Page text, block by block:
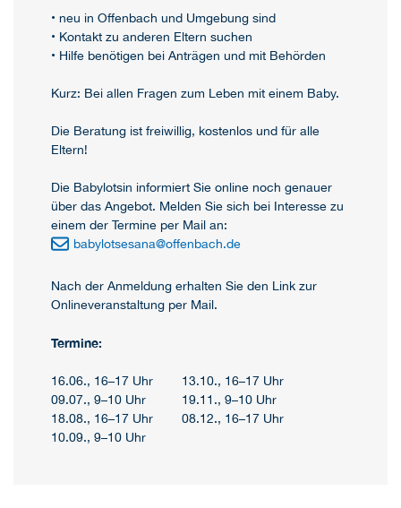
• neu in Offenbach und Umgebung sind
• Kontakt zu anderen Eltern suchen
• Hilfe benötigen bei Anträgen und mit Behörden
Kurz: Bei allen Fragen zum Leben mit einem Baby.
Die Beratung ist freiwillig, kostenlos und für alle
Eltern!
Die Babylotsin informiert Sie online noch genauer
über das Angebot. Melden Sie sich bei Interesse zu
einem der Termine per Mail an:
babylotsesana@offenbach.de
Nach der Anmeldung erhalten Sie den Link zur
Onlineveranstaltung per Mail.
Termine:
16.06., 16–17 Uhr 13.10., 16–17 Uhr
09.07., 9–10 Uhr 19.11., 9–10 Uhr
18.08., 16–17 Uhr 08.12., 16–17 Uhr
10.09., 9–10 Uhr